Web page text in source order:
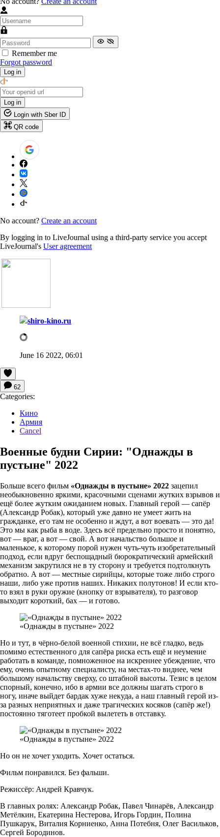
Remember me
Forgot password
Log in
Log in
Login with Sber ID
QR code
No account? Create an account
By logging in to LiveJournal using a third-party service you accept
LiveJournal's User agreement
shiro-kino.ru
June 16 2022, 06:01
62
Categories:
Кино
Армия
Cancel
Военные будни Сирии: "Однажды в
пустыне" 2022
Больше всего фильм «Однажды в пустыне» 2022 зацепил
необыкновенно яркими, красочными сценами жутких взрывов и
ещё более жутким ожиданием новых. Главный герой — сапёр
(Александр Робак), который уже давно не умеет жить на
гражданке, его там не особенно и ждут, а вот воевать — это да!
Это мы как рыба в воде. Здесь всё предельно просто и понятно,
вот — враг, а вот — свой. А вот начальство большое и
маленькое, к которому порой нужен чуть-чуть изобретательный
подход, если вдруг беспощадный бюрократический армейский
механизм закрутился не в ту сторону и требуется подтолкнуть
обратно. А вот — местные сирийцы, которые тоже либо строго
наши, либо уже против наших. Никаких полутонов! И если кто-
то взял в руки оружие (кнопку от взрывателя), то разговор
выходит короткий, бах — и готово.
«Однажды в пустыне» 2022
Но и тут, в чёрно-белой военной стихии, не всё гладко, ведь
помимо естественного для сапёра риска есть ещё и неумение
работать в команде, помноженное на искреннее убеждение, что
ему, очень опытному специалисту, на местах-то виднее, чем
большому начальству сверху, со штабной высоты. Тезис в целом
спорный, конечно, ибо в армии все должны шагать строго в
ногу, иначе выйдет бардак хуже некуда, а наш главный герой из-
за разных неприятных и даже трагических косяков (сапёр же!)
постоянно тяготеет пробкой вылететь в отставку.
«Однажды в пустыне» 2022
Но он не хочет уходить. Хочет остаться.
Фильм понравился. Без фальши.
Режиссёр: Андрей Кравчук.
В главных ролях: Александр Робак, Павел Чинарёв, Александр
Метёлкин, Екатерина Нестерова, Игорь Гордин, Полина
Пушкарук, Виталия Корниенко, Анна Потебня, Олег Васильков,
Сергей Бородинов.